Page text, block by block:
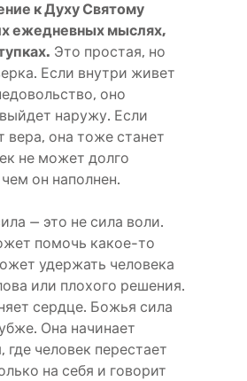
к Духу Святому
ежедневных мыслях,
Это простая, но
Если внутри живет
оно
наружу. Если
вера, она тоже станет
не может долго
он наполнен.
— это не сила воли.
помочь какое-то
удержать человека
или плохого решения.
сердце. Божья сила
Она начинает
где человек перестает
на себя и говорит